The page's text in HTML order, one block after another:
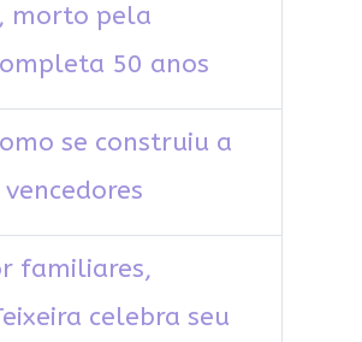
morto pela
50 anos
se construiu a
familiares,
celebra seu